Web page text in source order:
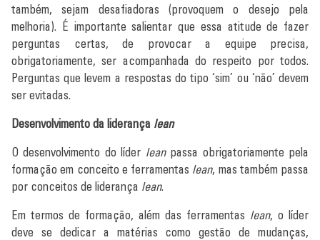
também, sejam desafiadoras (provoquem o desejo pela
melhoria). É importante salientar que essa atitude de fazer
perguntas certas, de provocar a equipe precisa,
obrigatoriamente, ser acompanhada do respeito por todos.
Perguntas que levem a respostas do tipo ‘sim’ ou ‘não’ devem
ser evitadas.
Desenvolvimento da liderança lean
O desenvolvimento do líder leanpassa obrigatoriamente pela
formação em conceito e ferramentas lean, mas também passa
por conceitos de liderança lean.
Em termos de formação, além das ferramentas lean, o líder
deve se dedicar a matérias como gestão de mudanças,